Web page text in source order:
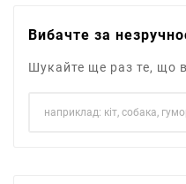
Вибачте за
Шукайте ще раз те, що